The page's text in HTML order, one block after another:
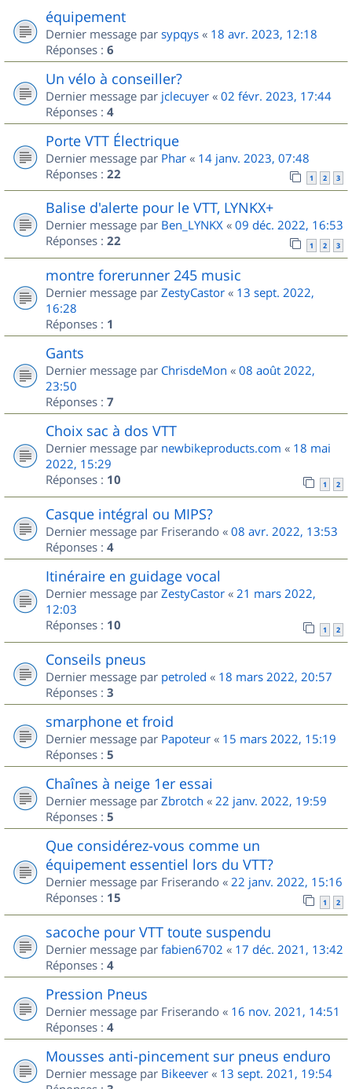
équipement
Dernier message par sypqys « 18 avr. 2023, 12:18
Réponses : 6
Un vélo à conseiller?
Dernier message par jclecuyer « 02 févr. 2023, 17:44
Réponses : 4
Porte VTT Électrique
Dernier message par Phar « 14 janv. 2023, 07:48
Réponses : 22 1 2 3
Balise d'alerte pour le VTT, LYNKX+
Dernier message par Ben_LYNKX « 09 déc. 2022, 16:53
Réponses : 22 1 2 3
montre forerunner 245 music
Dernier message par ZestyCastor « 13 sept. 2022,
16:28
Réponses : 1
Gants
Dernier message par ChrisdeMon « 08 août 2022,
23:50
Réponses : 7
Choix sac à dos VTT
Dernier message par newbikeproducts.com « 18 mai
2022, 15:29
Réponses : 10 1 2
Casque intégral ou MIPS?
Dernier message par Friserando « 08 avr. 2022, 13:53
Réponses : 4
Itinéraire en guidage vocal
Dernier message par ZestyCastor « 21 mars 2022,
12:03
Réponses : 10 1 2
Conseils pneus
Dernier message par petroled « 18 mars 2022, 20:57
Réponses : 3
smarphone et froid
Dernier message par Papoteur « 15 mars 2022, 15:19
Réponses : 5
Chaînes à neige 1er essai
Dernier message par Zbrotch « 22 janv. 2022, 19:59
Réponses : 5
Que considérez-vous comme un
équipement essentiel lors du VTT?
Dernier message par Friserando « 22 janv. 2022, 15:16
Réponses : 15 1 2
sacoche pour VTT toute suspendu
Dernier message par fabien6702 « 17 déc. 2021, 13:42
Réponses : 4
Pression Pneus
Dernier message par Friserando « 16 nov. 2021, 14:51
Réponses : 4
Mousses anti-pincement sur pneus enduro
Dernier message par Bikeever « 13 sept. 2021, 19:54